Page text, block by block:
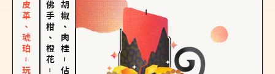
皮革、琥珀－玩樂型 佛手柑、橙花
－
胡椒、肉桂
－